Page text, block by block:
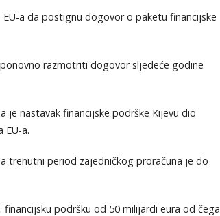
a da postignu dogovor o paketu financijske
razmotriti dogovor sljedeće godine
je nastavak financijske podrške Kijevu dio
EU-a.
trenutni period zajedničkog proračuna je do
podršku od 50 milijardi eura od čega